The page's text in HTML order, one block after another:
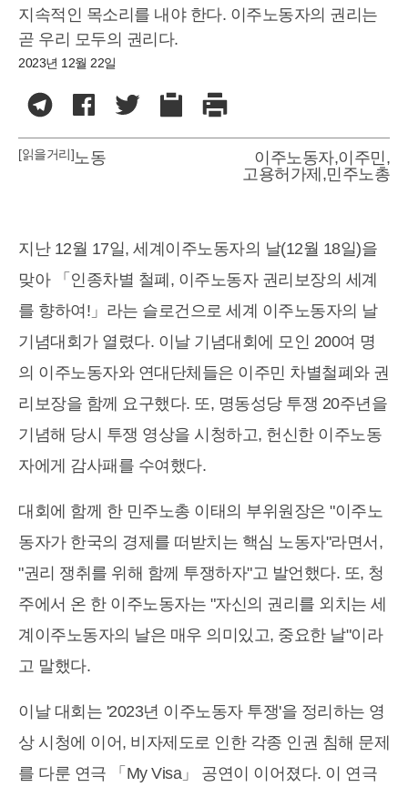
지속적인 목소리를 내야 한다. 이주노동자의 권리는
곧 우리 모두의 권리다.
2023년 12월 22일
[읽을거리]노동 이주노동자,이주민 ,
고용허가제,민주노총
지난 12월 17일, 세계이주노동자의 날(12월 18일)을
맞아 「인종차별 철폐, 이주노동자 권리보장의 세계
를 향하여!」라는 슬로건으로 세계 이주노동자의 날
기념대회가 열렸다. 이날 기념대회에 모인 200여 명
의 이주노동자와 연대단체들은 이주민 차별철폐와 권
리보장을 함께 요구했다. 또, 명동성당 투쟁 20주년을
기념해 당시 투쟁 영상을 시청하고, 헌신한 이주노동
자에게 감사패를 수여했다.
대회에 함께 한 민주노총 이태의 부위원장은 "이주노
동자가 한국의 경제를 떠받치는 핵심 노동자"라면서,
"권리 쟁취를 위해 함께 투쟁하자"고 발언했다. 또, 청
주에서 온 한 이주노동자는 "자신의 권리를 외치는 세
계이주노동자의 날은 매우 의미있고, 중요한 날"이라
고 말했다.
이날 대회는 '2023년 이주노동자 투쟁'을 정리하는 영
상 시청에 이어, 비자제도로 인한 각종 인권 침해 문제
를 다룬 연극 「My Visa」 공연이 이어졌다. 이 연극